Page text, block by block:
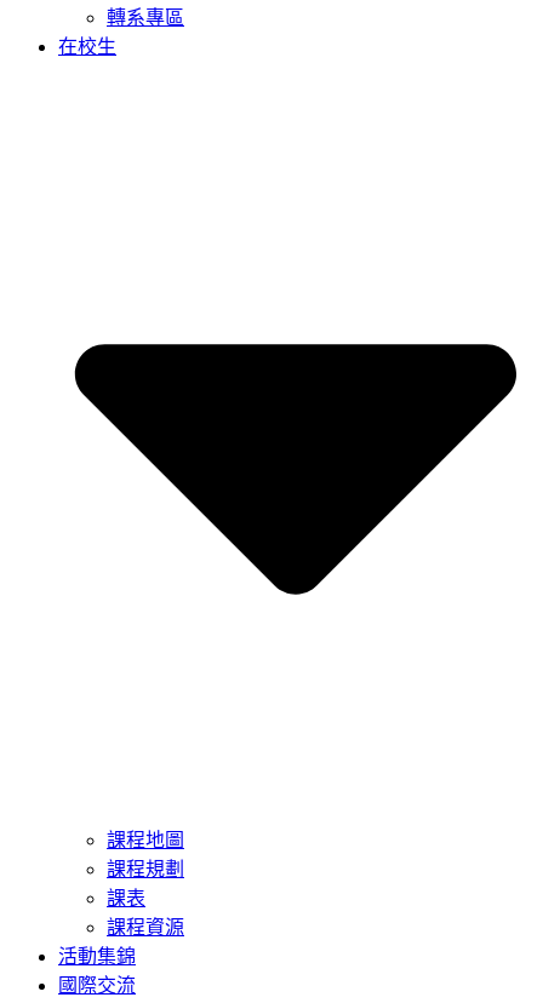
轉系專區
在校生
課程地圖
課程規劃
課表
課程資源
活動集錦
國際交流